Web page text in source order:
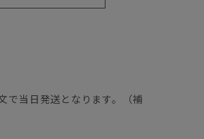
で当日発送となります。（補